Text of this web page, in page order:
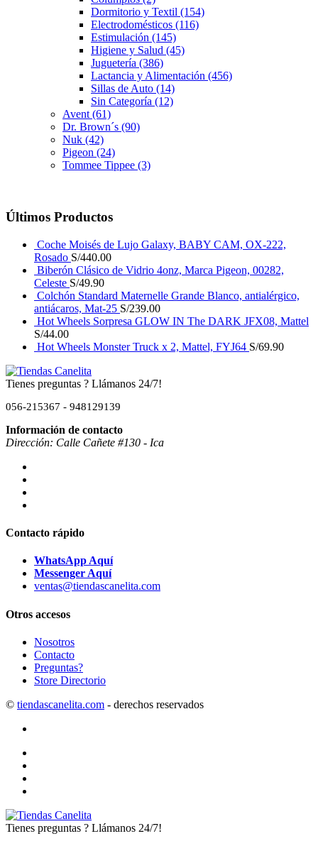
Dormitorio y Textil (154)
Electrodomésticos (116)
Estimulación (145)
Higiene y Salud (45)
Juguetería (386)
Lactancia y Alimentación (456)
Sillas de Auto (14)
Sin Categoría (12)
Avent(61)
Dr. Brown´s (90)
Nuk (42)
Pigeon (24)
Tommee Tippee (3)
Últimos Productos
Coche Moisés de Lujo Galaxy, BABY CAM, OX-222,
Rosado S/440.00
Biberón Clásico de Vidrio 4onz, Marca Pigeon, 00282,
Celeste S/49.90
Colchón Standard Maternelle Grande Blanco, antialérgico,
antiácaros, Mat-25 S/239.00
Hot Wheels Sorpresa GLOW IN The DARK JFX08, Mattel
S/44.00
Hot Wheels Monster Truck x 2, Mattel, FYJ64 S/69.90
Tienes preguntas ? Llámanos 24/7!
056-215367 - 948129139
Información de contacto
Dirección: Calle Cañete #130 - Ica
Contacto rápido
WhatsApp Aquí
Messenger Aquí
ventas@tiendascanelita.com
Otros accesos
Nosotros
Contacto
Preguntas?
Store Directorio
© tiendascanelita.com - derechos reservados
Tienes preguntas ? Llámanos 24/7!